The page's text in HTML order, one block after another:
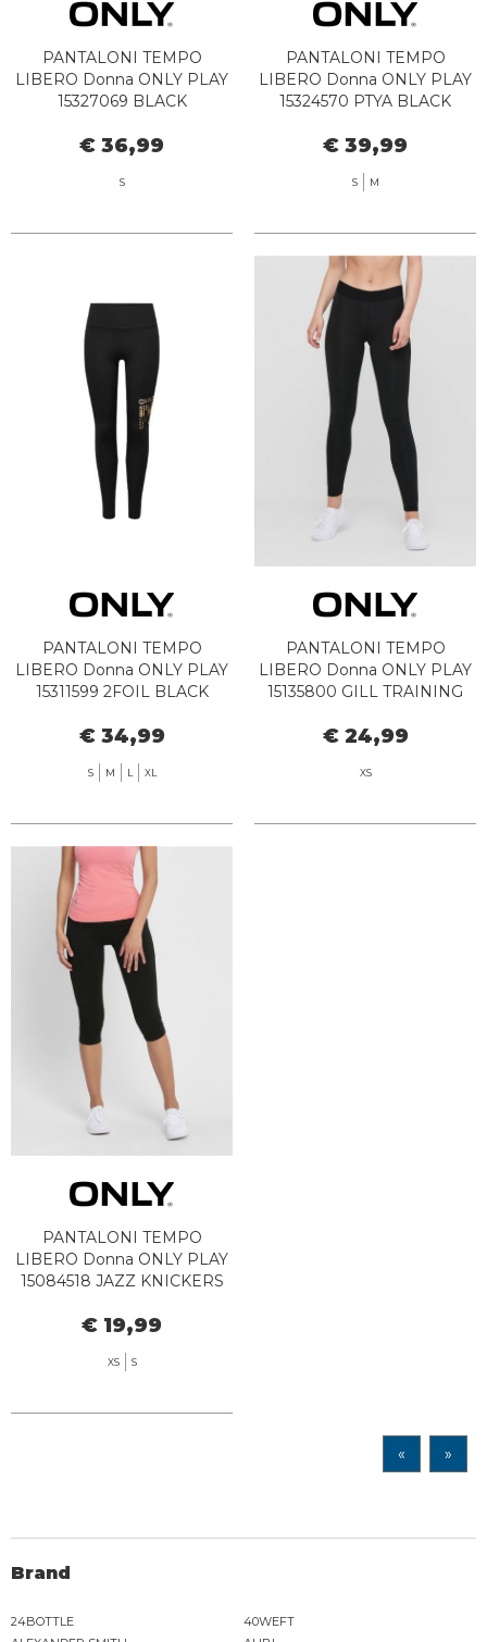
PANTALONI TEMPO
LIBERO Donna ONLY PLAY
15327069 BLACK
€ 36,99
S
PANTALONI TEMPO
LIBERO Donna ONLY PLAY
15324570 PTYA BLACK
€ 39,99
S M
PANTALONI TEMPO
LIBERO Donna ONLY PLAY
15311599 2FOIL BLACK
€ 34,99
S M L XL
PANTALONI TEMPO
LIBERO Donna ONLY PLAY
15135800 GILL TRAINING
€ 24,99
XS
PANTALONI TEMPO
LIBERO Donna ONLY PLAY
15084518 JAZZ KNICKERS
€ 19,99
XS S
« »
Brand
24BOTTLE
40WEFT